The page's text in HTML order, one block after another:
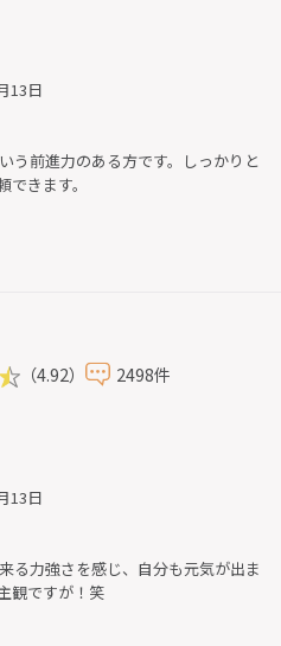
13日
う前進力のある方です。しっかりと
きます。
（4.92） 2498件
13日
る力強さを感じ、自分も元気が出ま
観ですが！笑